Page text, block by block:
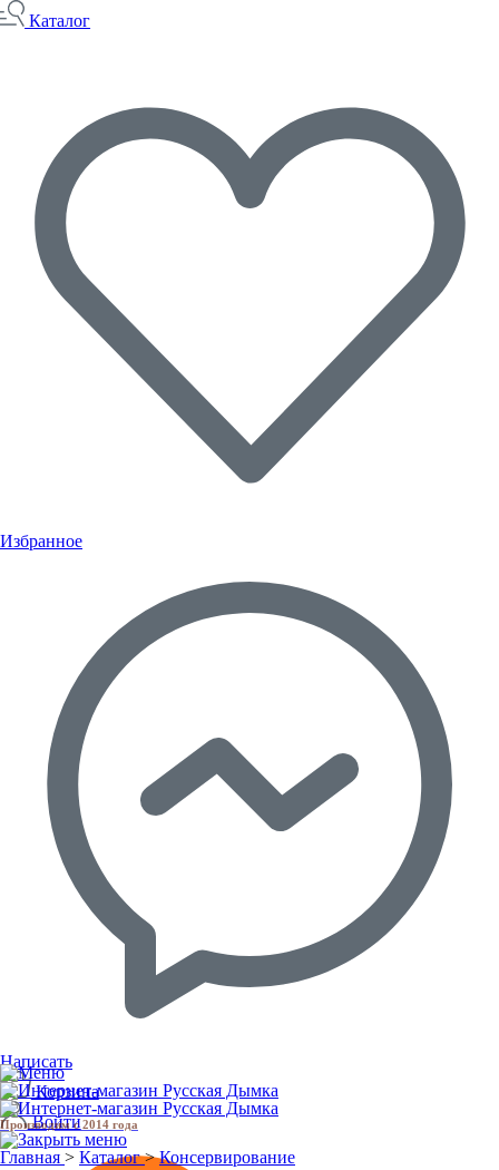
Каталог
Избранное
Написать
Корзина
Войти
Производим с 2014 года
2
Главная > Каталог>Консервирование